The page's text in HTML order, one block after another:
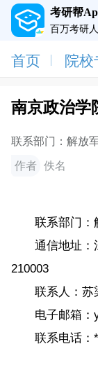
考研帮
百万考研
首页 院校
南京政治学
联系部门：解放
地址：江苏省南
系人：苏梁波电
作者 佚名
联系部门：解
通信地址：江
210003
联系人：苏
电子邮箱：
联系电话：